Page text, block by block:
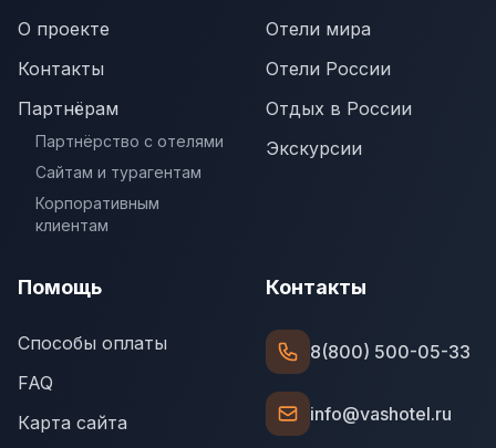
О проекте
Контакты
Партнёрам
Партнёрство с отелями
Сайтам и турагентам
Корпоративным
клиентам
Отели мира
Отели России
Отдых в России
Экскурсии
Помощь
Способы оплаты
FAQ
Карта сайта
Контакты
8(800) 500-05-33
info@vashotel.ru